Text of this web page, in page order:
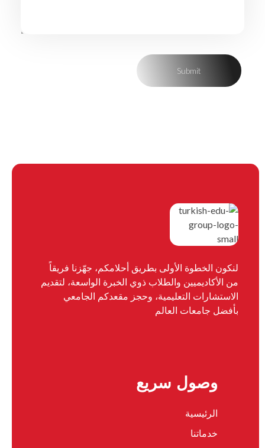
لنكون الخطوة الأولى بطريق أحلامكم، جهّزنا فريقاً
من الأكاديميين والطلاب ذوي الخبرة الواسعة، لتقديم
الاستشارات التعليمية، وحجز مقعدكم الجامعي
بأفضل جامعات العالم
وصول سريع
الرئيسية
خدماتنا